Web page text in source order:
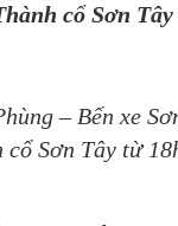
cổ Sơn Tây
– Bến xe
Sơn Tây từ